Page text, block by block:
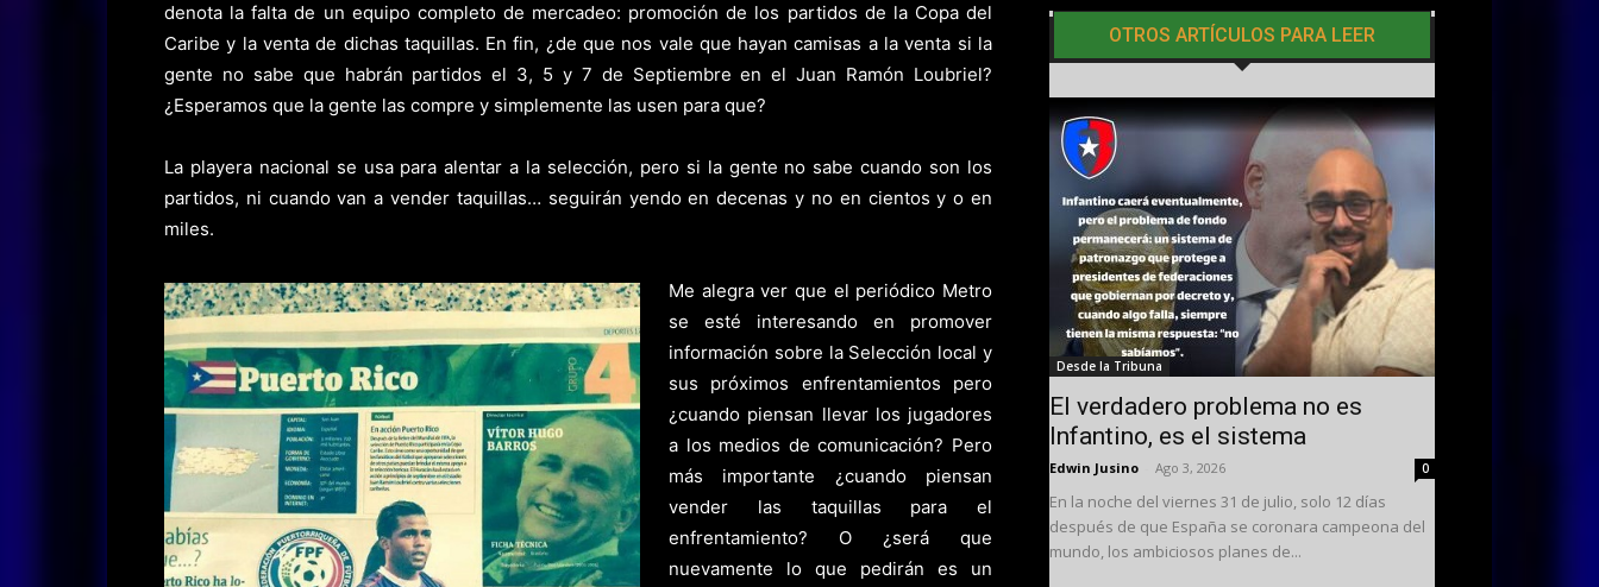
denota la falta de un equipo completo de mercadeo: promoción de los partidos de la Copa del
Caribe y la venta de dichas taquillas. En fin, ¿de que nos vale que hayan camisas a la venta si la
gente no sabe que habrán partidos el 3, 5 y 7 de Septiembre en el Juan Ramón Loubriel?
¿Esperamos que la gente las compre y simplemente las usen para que?
La playera nacional se usa para alentar a la selección, pero si la gente no sabe cuando son los
partidos, ni cuando van a vender taquillas… seguirán yendo en decenas y no en cientos y o en
miles.
Me alegra ver que el periódico Metro
se esté interesando en promover
información sobre la Selección local y
sus próximos enfrentamientos pero
¿cuando piensan llevar los jugadores
a los medios de comunicación? Pero
más importante ¿cuando piensan
vender las taquillas para el
enfrentamiento? O ¿será que
nuevamente lo que pedirán es un
OTROS ARTÍCULOS PARA LEER
Desde la Tribuna
El verdadero problema no es
Infantino, es el sistema
Edwin Jusino Ago 3, 2026 0
En la noche del viernes 31 de julio, solo 12 días
después de que España se coronara campeona del
mundo, los ambiciosos planes de...